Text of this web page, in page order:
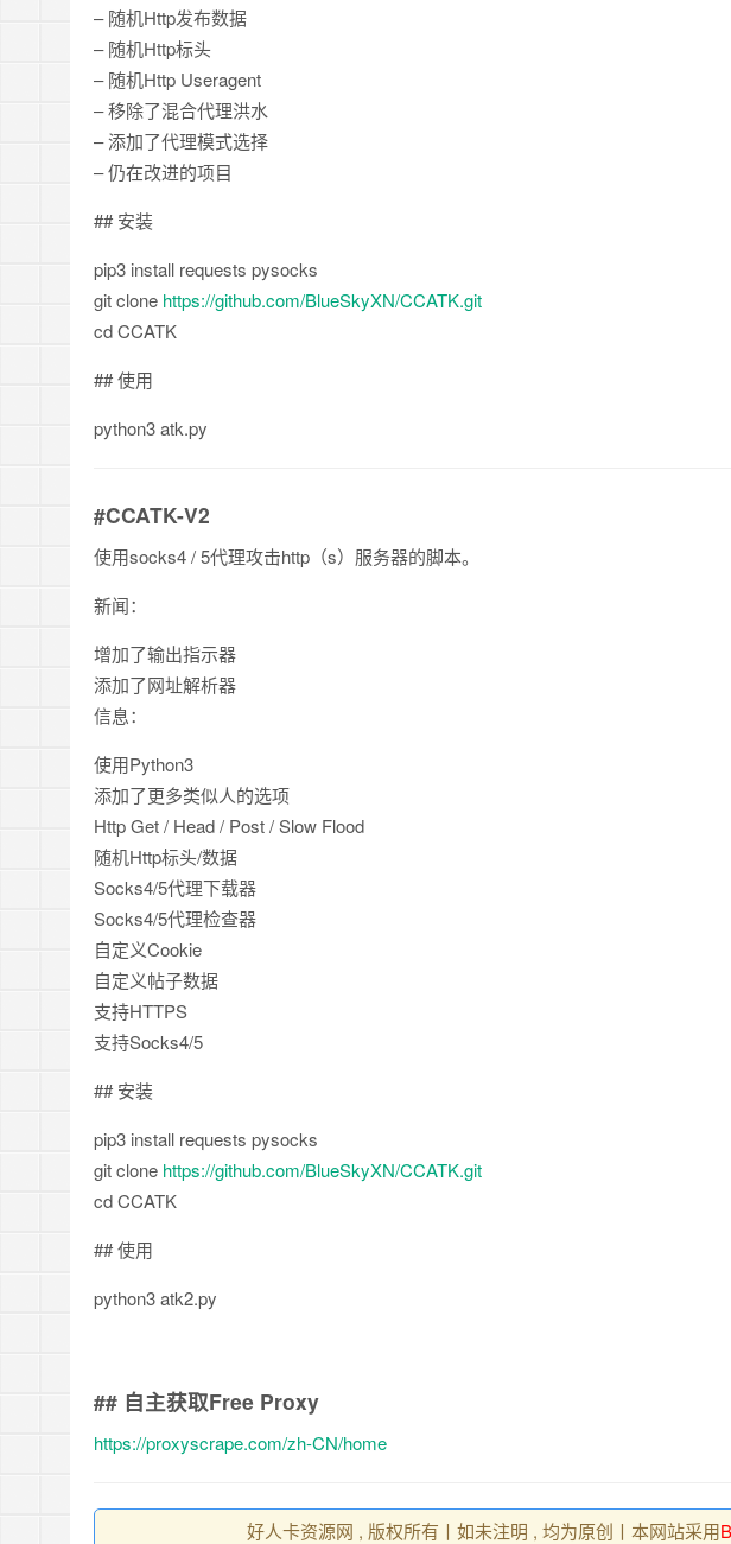
– 随机Http发布数据
– 随机Http标头
– 随机Http Useragent
– 移除了混合代理洪水
– 添加了代理模式选择
– 仍在改进的项目
## 安装
pip3 install requests pysocks
git clone https://github.com/BlueSkyXN/CCATK.git
cd CCATK
## 使用
python3 atk.py
#CCATK-V2
使用socks4 / 5代理攻击http（s）服务器的脚本。
新闻：
增加了输出指示器
添加了网址解析器
信息：
使用Python3
添加了更多类似人的选项
Http Get / Head / Post / Slow Flood
随机Http标头/数据
Socks4/5代理下载器
Socks4/5代理检查器
自定义Cookie
自定义帖子数据
支持HTTPS
支持Socks4/5
## 安装
pip3 install requests pysocks
git clone https://github.com/BlueSkyXN/CCATK.git
cd CCATK
## 使用
python3 atk2.py
## 自主获取Free Proxy
https://proxyscrape.com/zh-CN/home
好人卡资源网 , 版权所有丨如未注明 , 均为原创丨本网站采用